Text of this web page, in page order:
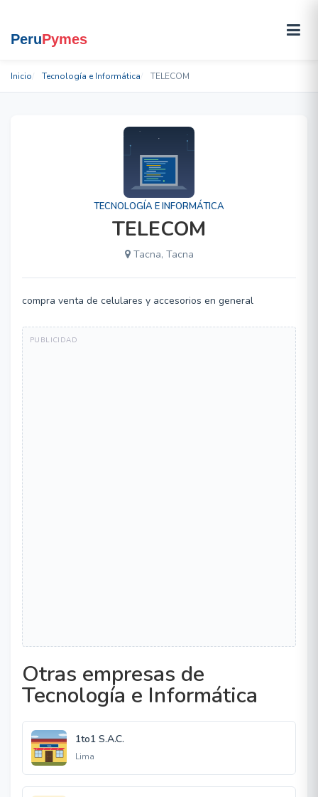
Inicio Tecnología e Informática TELECOM
TECNOLOGÍA E INFORMÁTICA
TELECOM
Tacna, Tacna
compra venta de celulares y accesorios en general
Otras empresas de
Tecnología e Informática
1to1 S.A.C.
Lima